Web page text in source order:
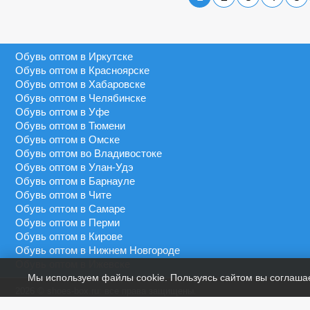
MEIGIANNAS
MEKO MELO
MIMOER
MOLO
MOMOTARI
NASIMUDA
NICOLETTA
OLADI
PALIAMENT
QIYA
S&L
SAIJUN
41 - 45
41 - 46
45 - 50
46 - 48
46 - 49
46 - 50
Синий
Сиреневый
Темно-синий
Фиолетовый
Черный
Обувь оптом в Иркутске
Обувь оптом в Красноярске
Обувь оптом в Хабаровске
Обувь оптом в Челябинске
Обувь оптом в Уфе
Обувь оптом в Тюмени
Обувь оптом в Омске
Обувь оптом во Владивостоке
Обувь оптом в Улан-Удэ
Обувь оптом в Барнауле
Обувь оптом в Чите
Обувь оптом в Самаре
Обувь оптом в Перми
Обувь оптом в Кирове
Обувь оптом в Нижнем Новгороде
Мы используем файлы cookie. Пользуясь сайтом вы